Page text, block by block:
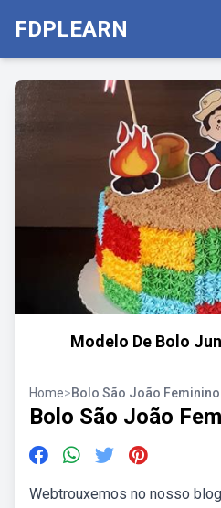
FDPLEARN
Modelo De Bolo
Home>Bolo São João Feminino
Bolo São João
Webtrouxemos no nosso